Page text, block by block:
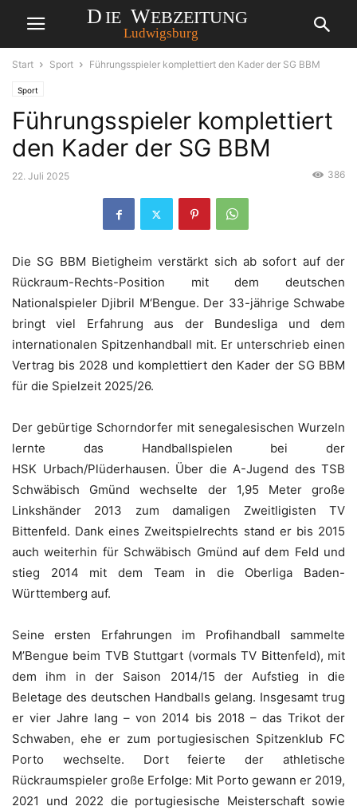
Start Sport Führungsspieler komplettiert den Kader der SG BBM
Sport
Führungsspieler komplettiert
den Kader der SG BBM
22. Juli 2025 386
Die SG BBM Bietigheim verstärkt sich ab sofort auf der
Rückraum-Rechts-Position mit dem deutschen
Nationalspieler Djibril M‘Bengue. Der 33-jährige Schwabe
bringt viel Erfahrung aus der Bundesliga und dem
internationalen Spitzenhandball mit. Er unterschrieb einen
Vertrag bis 2028 und komplettiert den Kader der SG BBM
für die Spielzeit 2025/26.
Der gebürtige Schorndorfer mit senegalesischen Wurzeln
lernte das Handballspielen bei der
HSK Urbach/Plüderhausen. Über die A-Jugend des TSB
Schwäbisch Gmünd wechselte der 1,95 Meter große
Linkshänder 2013 zum damaligen Zweitligisten TV
Bittenfeld. Dank eines Zweitspielrechts stand er bis 2015
auch weiterhin für Schwäbisch Gmünd auf dem Feld und
stieg 2014 mit dem Team in die Oberliga Baden-
Württemberg auf.
Seine ersten Erfahrungen im Profihandball sammelte
M’Bengue beim TVB Stuttgart (vormals TV Bittenfeld), mit
dem ihm in der Saison 2014/15 der Aufstieg in die
Beletage des deutschen Handballs gelang. Insgesamt trug
er vier Jahre lang – von 2014 bis 2018 – das Trikot der
Schwaben, ehe er zum portugiesischen Spitzenklub FC
Porto wechselte. Dort feierte der athletische
Rückraumspieler große Erfolge: Mit Porto gewann er 2019,
2021 und 2022 die portugiesische Meisterschaft sowie